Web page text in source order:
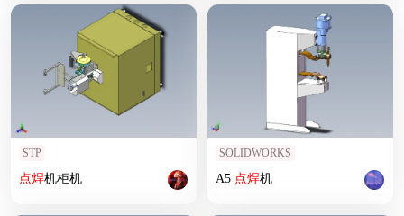
STP
点焊机柜机
SOLIDWORKS
A5 点焊机